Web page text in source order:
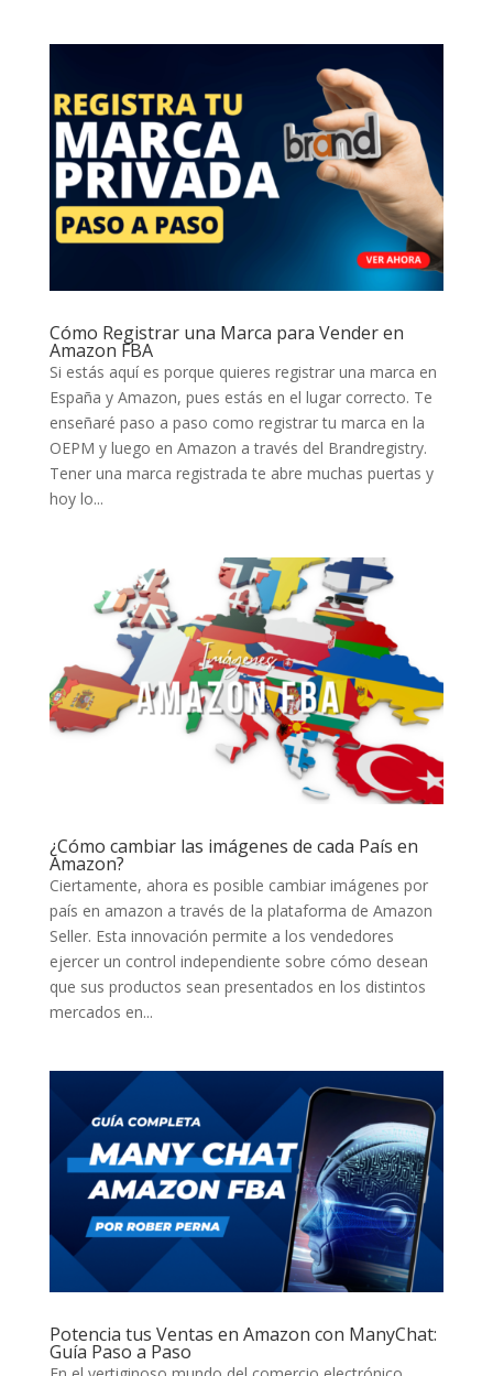
Cómo Registrar una Marca para Vender en
Amazon FBA
Si estás aquí es porque quieres registrar una marca en
España y Amazon, pues estás en el lugar correcto. Te
enseñaré paso a paso como registrar tu marca en la
OEPM y luego en Amazon a través del Brandregistry.
Tener una marca registrada te abre muchas puertas y
hoy lo...
¿Cómo cambiar las imágenes de cada País en
Amazon?
Ciertamente, ahora es posible cambiar imágenes por
país en amazon a través de la plataforma de Amazon
Seller. Esta innovación permite a los vendedores
ejercer un control independiente sobre cómo desean
que sus productos sean presentados en los distintos
mercados en...
Potencia tus Ventas en Amazon con ManyChat:
Guía Paso a Paso